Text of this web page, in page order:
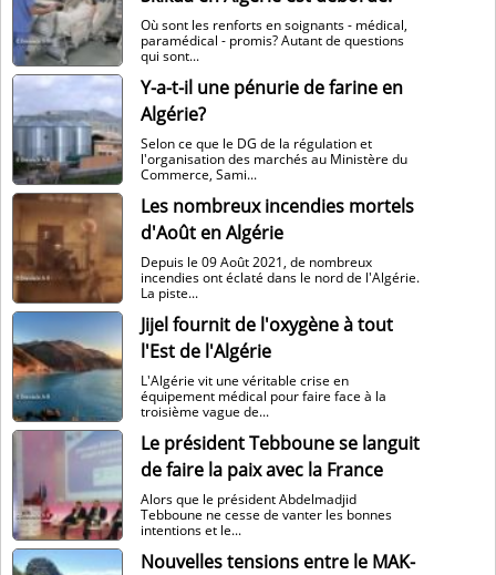
Où sont les renforts en soignants - médical,
paramédical - promis? Autant de questions
qui sont...
Y-a-t-il une pénurie de farine en
Algérie?
Selon ce que le DG de la régulation et
l'organisation des marchés au Ministère du
Commerce, Sami...
Les nombreux incendies mortels
d'Août en Algérie
Depuis le 09 Août 2021, de nombreux
incendies ont éclaté dans le nord de l'Algérie.
La piste...
Jijel fournit de l'oxygène à tout
l'Est de l'Algérie
L'Algérie vit une véritable crise en
équipement médical pour faire face à la
troisième vague de...
Le président Tebboune se languit
de faire la paix avec la France
Alors que le président Abdelmadjid
Tebboune ne cesse de vanter les bonnes
intentions et le...
Nouvelles tensions entre le MAK-